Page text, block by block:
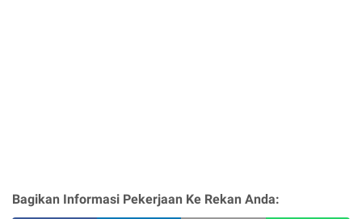
Bagikan Informasi Pekerjaan Ke Rekan Anda: